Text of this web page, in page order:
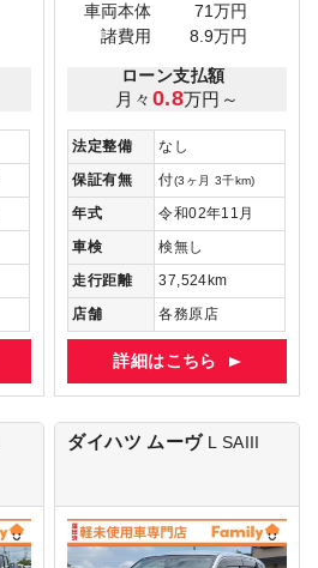
車両本体
71万円
諸費用
8.9万円
ローン支払額
月々 0.8万円～
法定整備
なし
保証有無
付(3ヶ月 3千km)
年式
令和02年11月
車検
検無し
走行距離
37,524km
店舗
各務原店
詳細はこちら
ダイハツ ムーヴ L SAIII